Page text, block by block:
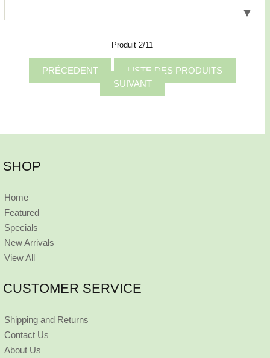
Produit 2/11
PRÉCEDENT
LISTE DES PRODUITS
SUIVANT
SHOP
Home
Featured
Specials
New Arrivals
View All
CUSTOMER SERVICE
Shipping and Returns
Contact Us
About Us